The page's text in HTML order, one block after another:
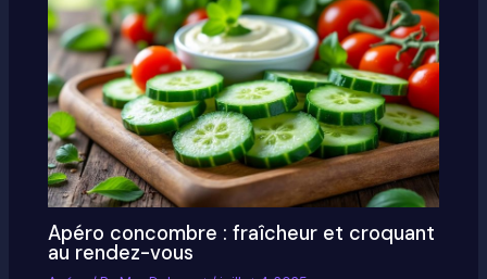
Apéro concombre : fraîcheur et croquant
au rendez-vous